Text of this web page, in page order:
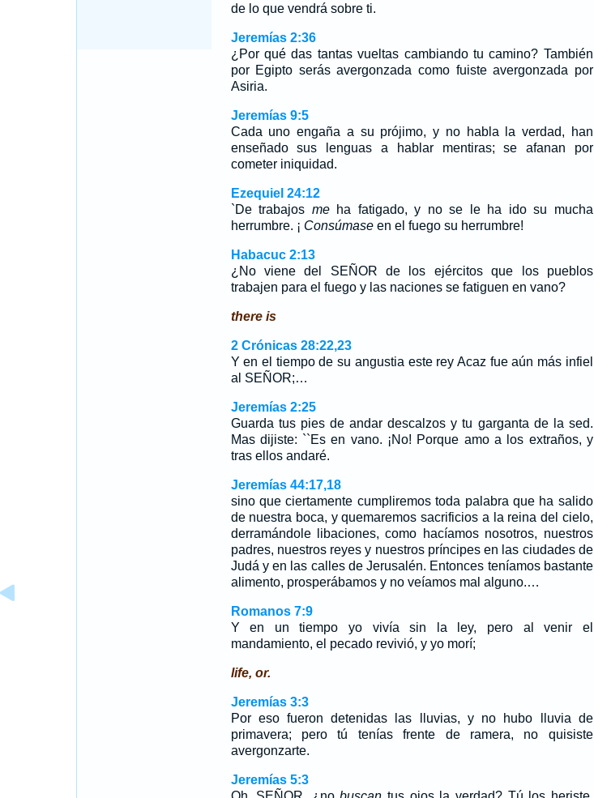
de lo que vendrá sobre ti.
Jeremías 2:36
¿Por qué das tantas vueltas cambiando tu camino? También
por Egipto serás avergonzada como fuiste avergonzada por
Asiria.
Jeremías 9:5
Cada uno engaña a su prójimo, y no habla la verdad, han
enseñado sus lenguas a hablar mentiras; se afanan por
cometer iniquidad.
Ezequiel 24:12
`De trabajos meha fatigado, y no se le ha ido su mucha
herrumbre. ¡ Consúmaseen el fuego su herrumbre!
Habacuc 2:13
¿No viene del SEÑOR de los ejércitos que los pueblos
trabajen para el fuego y las naciones se fatiguen en vano?
there is
2 Crónicas 28:22,23
Y en el tiempo de su angustia este rey Acaz fue aún más infiel
al SEÑOR;…
Jeremías 2:25
Guarda tus pies de andar descalzos y tu garganta de la sed.
Mas dijiste: ``Es en vano. ¡No! Porque amo a los extraños, y
tras ellos andaré.
Jeremías 44:17,18
sino que ciertamente cumpliremos toda palabra que ha salido
de nuestra boca, y quemaremos sacrificios a la reina del cielo,
derramándole libaciones, como hacíamos nosotros, nuestros
padres, nuestros reyes y nuestros príncipes en las ciudades de
Judá y en las calles de Jerusalén. Entonces teníamos bastante
alimento, prosperábamos y no veíamos mal alguno.…
Romanos 7:9
Y en un tiempo yo vivía sin la ley, pero al venir el
mandamiento, el pecado revivió, y yo morí;
life, or.
Jeremías 3:3
Por eso fueron detenidas las lluvias, y no hubo lluvia de
primavera; pero tú tenías frente de ramera, no quisiste
avergonzarte.
Jeremías 5:3